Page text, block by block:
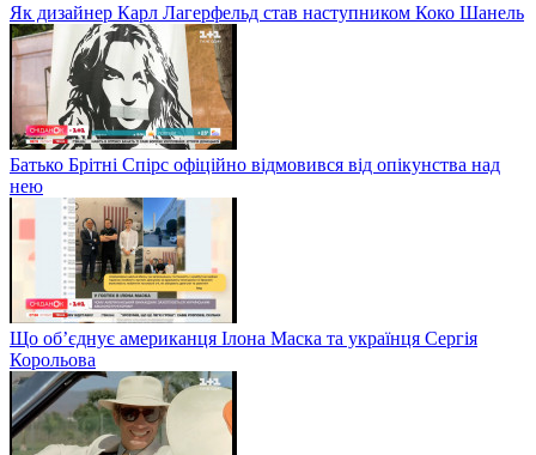
Як дизайнер Карл Лагерфельд став наступником Коко Шанель
Батько Брітні Спірс офіційно відмовився від опікунства над
нею
Що об’єднує американця Ілона Маска та українця Сергія
Корольова